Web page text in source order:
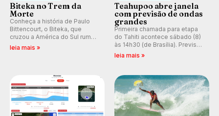
Biteka no Trem da
Morte
Conheça a história de Paulo
Bittencourt, o Biteka, que
cruzou a América do Sul rumo
ao Pacífico em uma jornada
leia mais »
Teahupoo abre janela
com previsão de ondas
grandes
Primeira chamada para etapa
do Tahiti acontece sábado (8)
às 14h30 (de Brasília). Previsão
indica swell consistente.
Kelly Slater convidado.
leia mais »